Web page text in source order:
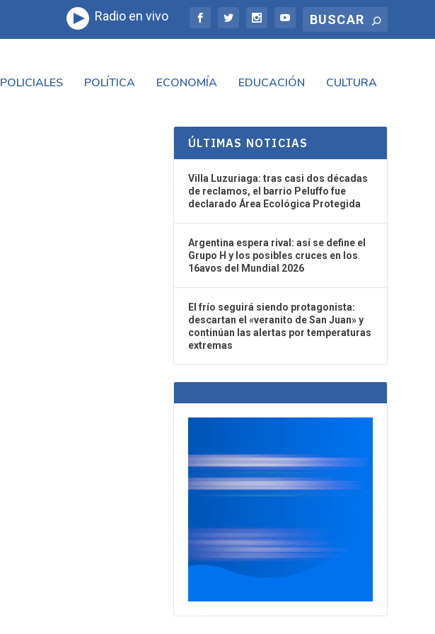
Radio en vivo
POLICIALES POLÍTICA ECONOMÍA EDUCACIÓN CULTURA
ÚLTIMAS NOTICIAS
Villa Luzuriaga: tras casi dos décadas
de reclamos, el barrio Peluffo fue
declarado Área Ecológica Protegida
Argentina espera rival: así se define el
Grupo H y los posibles cruces en los
16avos del Mundial 2026
El frío seguirá siendo protagonista:
descartan el «veranito de San Juan» y
continúan las alertas por temperaturas
extremas